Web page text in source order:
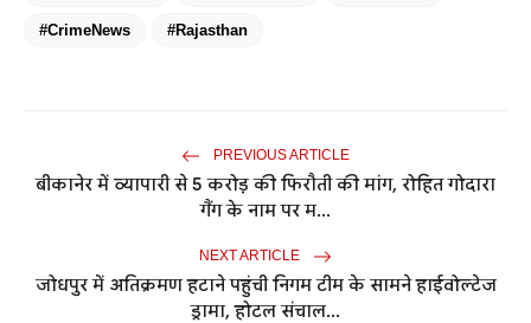
#CrimeNews #Rajasthan
PREVIOUS ARTICLE
बीकानेर में व्यापारी से 5 करोड़ की फिरौती की मांग, रोहित गोदारा
गैंग के नाम पर म...
NEXT ARTICLE
जोधपुर में अतिक्रमण हटाने पहुंची निगम टीम के सामने हाईवोल्टेज
ड्रामा, होटल संचाल...